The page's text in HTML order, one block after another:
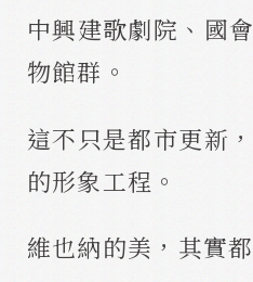
中興建歌劇院、國
物館群。
這不只是都市更新
的形象工程。
維也納的美，其實